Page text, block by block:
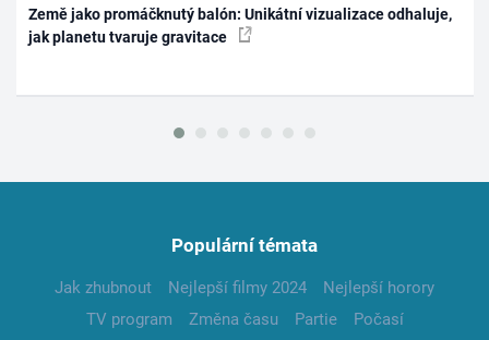
Země jako promáčknutý balón: Unikátní vizualizace odhaluje,
jak planetu tvaruje gravitace
Populární témata
Jak zhubnout Nejlepší filmy 2024
Nejlepší horory
TV program
Změna času Partie
Počasí